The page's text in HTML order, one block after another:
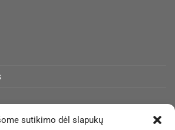
sutikimo dėl slapukų